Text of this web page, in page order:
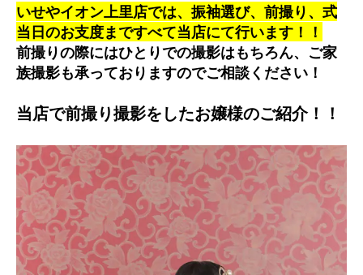
いせやイオン上里店では、振袖選び、前撮り、式
当日のお支度まですべて当店にて行います！！
前撮りの際にはひとりでの撮影はもちろん、ご家
族撮影も承っておりますのでご相談ください！
当店で前撮り撮影をしたお嬢様のご紹介！！